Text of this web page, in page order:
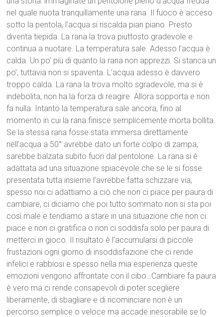
nel quale nuota tranquillamente una rana. Il fuoco è acceso
sotto la pentola, l’acqua si riscalda pian piano. Presto
diventa tiepida. La rana la trova piuttosto gradevole e
continua a nuotare. La temperatura sale. Adesso l’acqua è
calda. Un po’ più di quanto la rana non apprezzi. Si stanca un
po’, tuttavia non si spaventa. L’acqua adesso è davvero
troppo calda. La rana la trova molto sgradevole, ma si è
indebolita, non ha la forza di reagire. Allora sopporta e non
fa nulla. Intanto la temperatura sale ancora, fino al
momento in cui la rana finisce semplicemente morta bollita.
Se la stessa rana fosse stata immersa direttamente
nell’acqua a 50° avrebbe dato un forte colpo di zampa,
sarebbe balzata subito fuori dal pentolone. La rana si è
adattata ad una situazione spiacevole che se le si fosse
presentata tutta insieme l’avrebbe fatta schizzare via;
spesso noi ci adattiamo a ciò che non ci piace per paura di
cambiare, ci diciamo che poi tutto sommato non si sta poi
così male e tendiamo a stare in una situazione che non ci
piace e non ci gratifica o non ci soddisfa solo per paura di
metterci in gioco. Il risultato è l’accumularsi di piccole
frustazioni ogni giorno di insoddisfazione che ci rende
infelici e rabbiosi e spesso nella mia esperienza queste
emozioni vengono affrontate con il cibo…Cambiare fa paura
è vero ma ci rende consapevoli di poter scegliere
liberamente, di sbagliare e di ricominciare non è un
percorso semplice o veloce ma accade inesorabile se lo